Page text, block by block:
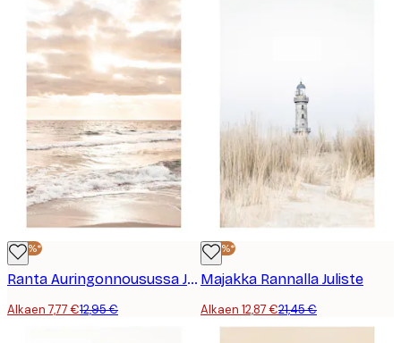
-40%*
Ranta Auringonnousussa Juliste
Alkaen 7,77 €12,95 €
-40%*
Majakka Rannalla Juliste
Alkaen 12,87 €21,45 €